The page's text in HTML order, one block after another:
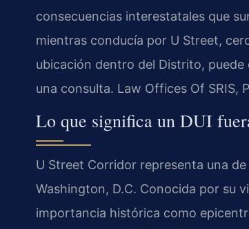
consecuencias interestatales que
mientras conducía por U Street,
ubicación dentro del Distrito,
una consulta. Law Offices Of SRIS,
Lo que significa un DUI
U Street Corridor representa una
Washington, D.C. Conocida por su
importancia histórica como